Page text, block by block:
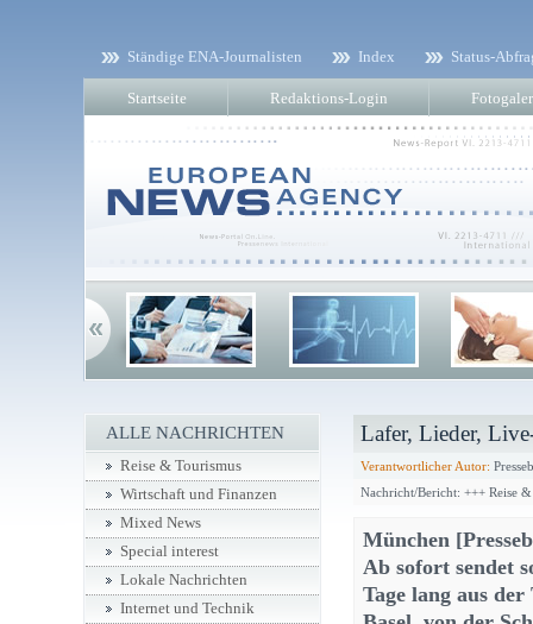
Ständige ENA-Journalisten Index Status-
Startseite Redaktions-Login
Lafer, Lieder,
Verantwortlicher Autor:
Nachricht/Bericht: +++ Reise
München
Ab sofort sendet
Tage lang aus
ALLE NACHRICHTEN
Reise & Tourismus
Wirtschaft und Finanzen
Mixed News
Special interest
Lokale Nachrichten
Internet und Technik